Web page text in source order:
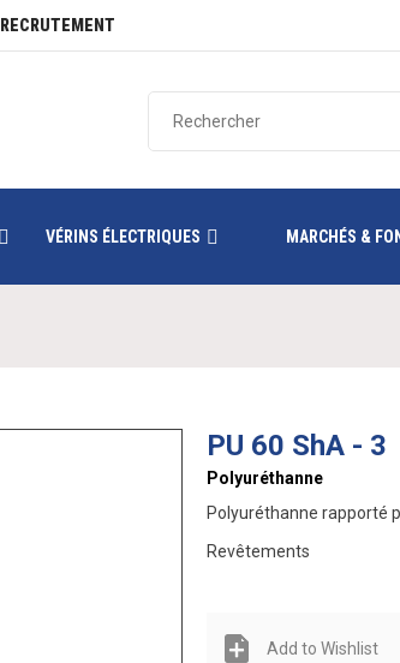
RECRUTEMENT
VÉRINS ÉLECTRIQUES MARCHÉS &
PU 60 ShA - 3
Polyuréthanne
Polyuréthanne rapporté
Revêtements
Add to Wishlist